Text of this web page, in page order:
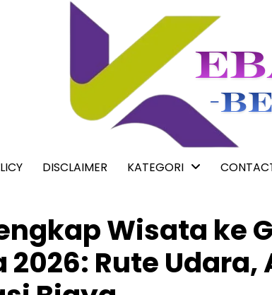
DISCLAIMER KATEGORI
Wisata ke
Rute